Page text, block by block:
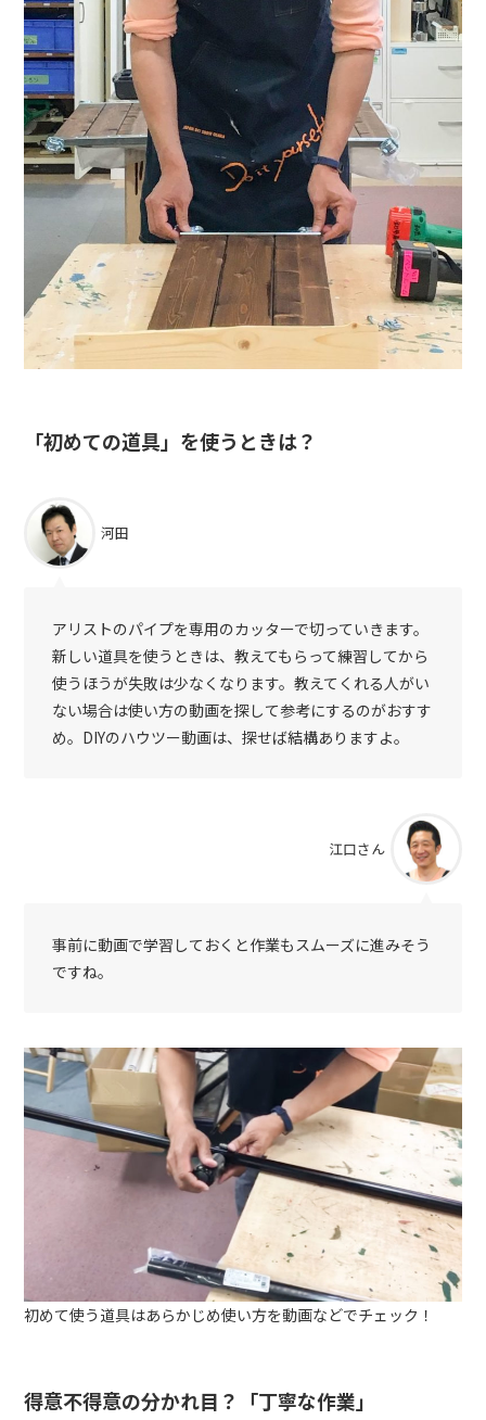
「初めての道具」を使うときは？
河田
アリストのパイプを専用のカッターで切っていきます。
新しい道具を使うときは、教えてもらって練習してから
使うほうが失敗は少なくなります。教えてくれる人がい
ない場合は使い方の動画を探して参考にするのがおすす
め。DIYのハウツー動画は、探せば結構ありますよ。
江口さん
事前に動画で学習しておくと作業もスムーズに進みそう
ですね。
初めて使う道具はあらかじめ使い方を動画などでチェック！
得意不得意の分かれ目？「丁寧な作業」